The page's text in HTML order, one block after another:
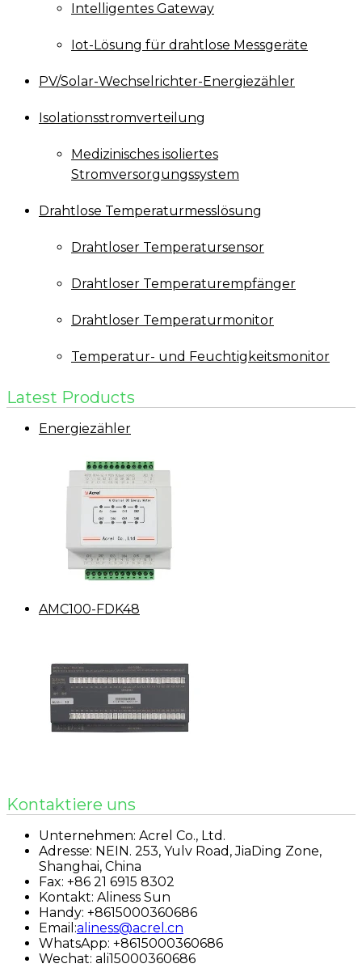
Intelligentes Gateway
Iot-Lösung für drahtlose Messgeräte
PV/Solar-Wechselrichter-Energiezähler
Isolationsstromverteilung
Medizinisches isoliertes
Stromversorgungssystem
Drahtlose Temperaturmesslösung
Drahtloser Temperatursensor
Drahtloser Temperaturempfänger
Drahtloser Temperaturmonitor
Temperatur- und Feuchtigkeitsmonitor
Latest Products
Energiezähler
AMC100-FDK48
Kontaktiere uns
Unternehmen: Acrel Co., Ltd.
Adresse: NEIN. 253, Yulv Road, JiaDing Zone,
Shanghai, China
Fax: +86 21 6915 8302
Kontakt: Aliness Sun
Handy: +8615000360686
Email:aliness@acrel.cn
WhatsApp: +8615000360686
Wechat: ali15000360686